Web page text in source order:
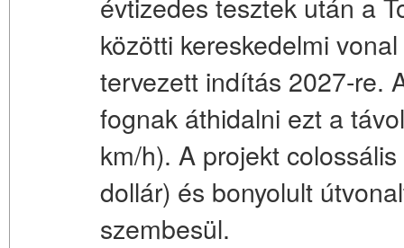
közötti kereskedelmi
tervezett indítás 2027-re.
fognak áthidalni ezt a
km/h). A projekt
dollár) és bonyolult
szembesül.